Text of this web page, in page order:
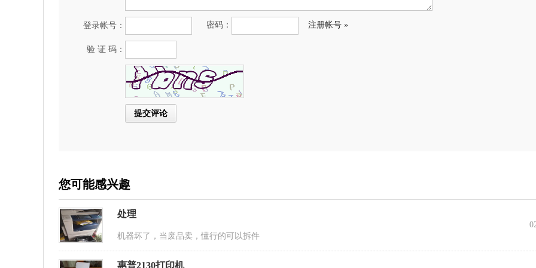
登录帐号： 密码： 注册帐号 »
验 证 码：
您可能感兴趣
处理
机器坏了，当废品卖，懂行的可以拆件
惠普2130打印机